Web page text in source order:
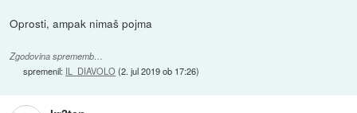
Oprosti, ampak nimaš pojma
Zgodovina sprememb…
spremenil: IL_DIAVOLO(2. jul 2019 ob 17:26)